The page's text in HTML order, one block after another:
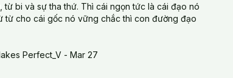
từ bi và sự tha thứ. Thì cái ngọn tức là cái đạo nó
từ cho cái gốc nó vững chắc thì con đường đạo
Perfect_V - Mar 27